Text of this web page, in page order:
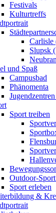
Festivals
Kulturtreffs
Carlisle
Slupsk
und Spaß
Campusbad
Phänomenta
Sport treiben
Outdoor-
Sport erleben
&